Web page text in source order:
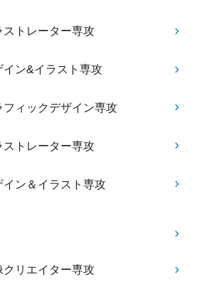
ストレーター専攻
イン&イラスト専攻
フィックデザイン専攻
ストレーター専攻
イン＆イラスト専攻
クリエイター専攻